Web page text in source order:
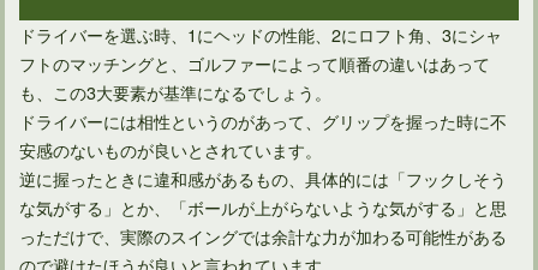
アイアンがスライスしないための打ち方は意外に簡単！
ドライバーを選ぶ時、1にヘッドの性能、2にロフト角、3にシャ
フトのマッチングと、ゴルファーによって順番の違いはあって
も、この3大要素が基準になるでしょう。
ドライバーには相性というのがあって、グリップを握った時に不
安感のないものが良いとされています。
逆に握ったときに違和感があるもの、具体的には「フックしそう
な気がする」とか、「ボールが上がらないような気がする」と思
っただけで、実際のスイングでは余計な力が加わる可能性がある
ので避けたほうが良いと言われています。